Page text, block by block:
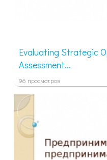
Evaluating Strategic
Assessment...
96 просмотров